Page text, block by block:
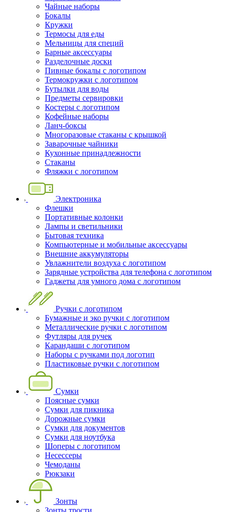
Чайные наборы
Бокалы
Кружки
Термосы для еды
Мельницы для специй
Барные аксессуары
Разделочные доски
Пивные бокалы с логотипом
Термокружки с логотипом
Бутылки для воды
Предметы сервировки
Костеры с логотипом
Кофейные наборы
Ланч-боксы
Многоразовые стаканы с крышкой
Заварочные чайники
Кухонные принадлежности
Стаканы
Фляжки с логотипом
Электроника
Флешки
Портативные колонки
Лампы и светильники
Бытовая техника
Компьютерные и мобильные аксессуары
Внешние аккумуляторы
Увлажнители воздуха с логотипом
Зарядные устройства для телефона с логотипом
Гаджеты для умного дома с логотипом
Ручки с логотипом
Бумажные и эко ручки с логотипом
Металлические ручки с логотипом
Футляры для ручек
Карандаши с логотипом
Наборы с ручками под логотип
Пластиковые ручки с логотипом
Сумки
Поясные сумки
Сумки для пикника
Дорожные сумки
Сумки для документов
Сумки для ноутбука
Шоперы с логотипом
Несессеры
Чемоданы
Рюкзаки
Зонты
Зонты трости